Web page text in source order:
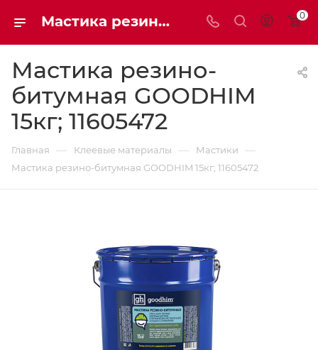
Мастика резино-битумная GOODHIM 15кг | Мaxim-stroy 0
Мастика резино-
битумная GOODHIM
15кг; 11605472
Главная — Клеевые материалы — Мастики —
Мастика резино-битумная GOODHIM 15кг; 11605472